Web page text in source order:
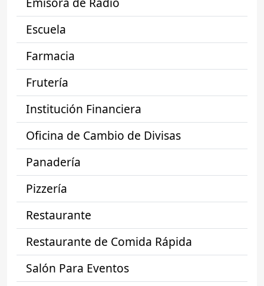
Escuela
Farmacia
Frutería
Institución Financiera
Oficina de Cambio de Divisas
Panadería
Pizzería
Restaurante
Restaurante de Comida Rápida
Salón Para Eventos